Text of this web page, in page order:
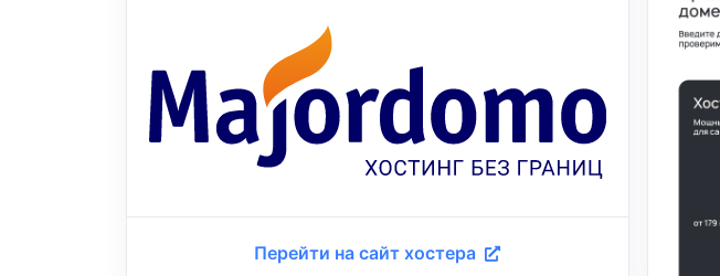
Перейти на сайт хостера